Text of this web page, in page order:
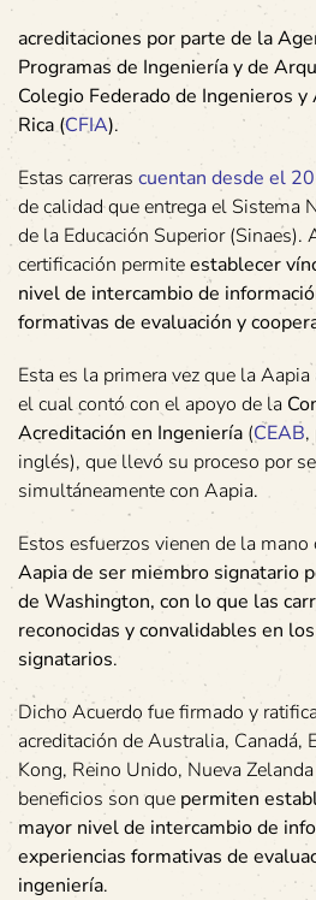
acreditaciones por parte de la
Programas de Ingeniería y de
Colegio Federado de Ingenieros
Rica (CFIA).
Estas carreras cuentan desde el
de calidad que entrega el Sistema
de la Educación Superior (Sinaes).
certificación permiteestablecer
nivel de intercambio de
formativas de evaluación y
Esta es la primera vez que la
el cual contó con el apoyo de la
Acreditación en Ingeniería (CEAB,
inglés), que llevó su proceso por
simultáneamente con Aapia.
Estos esfuerzos vienen de la mano
Aapia de ser miembro signatario
de Washington, con lo que las
reconocidas y convalidables en
signatarios.
Dicho Acuerdo fue firmado y
acreditación de Australia, Canadá,
Kong, Reino Unido, Nueva
beneficios son que permiten
mayor nivel de intercambio de
experiencias formativas de
ingeniería.